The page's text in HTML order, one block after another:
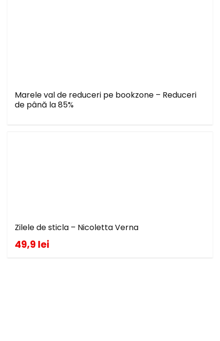
Marele val de reduceri pe bookzone – Reduceri
de până la 85%
Zilele de sticla – Nicoletta Verna
49,9 lei